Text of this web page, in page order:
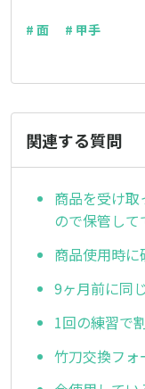
# 面 # 甲手
関連する質問
商品を受け
ので保管して
商品使用時に
9ヶ月前に同
1回の練習で
竹刀交換フォ